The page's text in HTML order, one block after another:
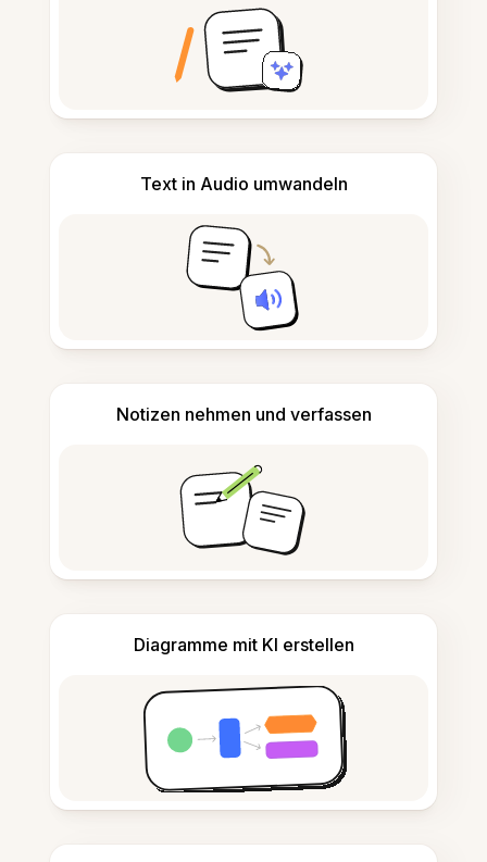
Text in Audio umwandeln
Notizen nehmen und verfassen
Diagramme mit KI erstellen